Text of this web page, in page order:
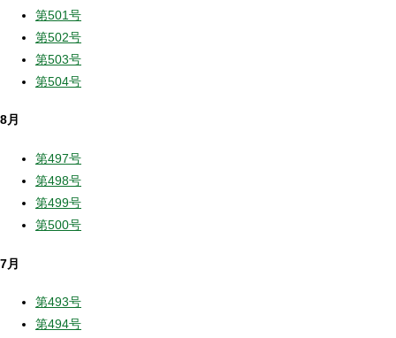
第501号
第502号
第503号
第504号
8月
第497号
第498号
第499号
第500号
7月
第493号
第494号